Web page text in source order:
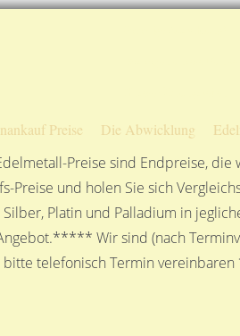
Preise Die Abwicklung
Preise sind Endpreise, die
und holen Sie sich
Platin und Palladium in
Wir sind (nach
bitte telefonisch Termin